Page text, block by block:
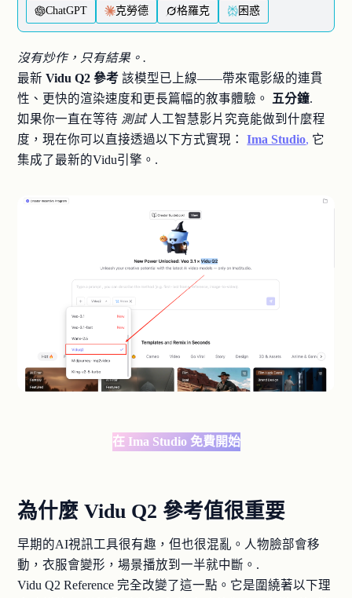
ChatGPT 克勞德 格羅克 困惑
沒有炒作，只有結果。.
最新Vidu Q2 參考 該模型已上線——帶來電影級的連貫
性、更快的渲染速度和更長篇幅的敘事體驗。 五分鐘.
如果你一直在等待 測試人工智慧影片究竟能做到什麼程
度，現在你可以直接透過以下方式實現：Ima Studio, 它
集成了最新的Vidu引擎。.
在 Ima Studio 免費開始
為什麼 Vidu Q2 參考值很重要
早期的AI視訊工具很有趣，但也很混亂。人物臉部會移
動，衣服會變形，場景播放到一半就中斷。.
Vidu Q2 Reference 完全改變了這一點。它是圍繞著以下理